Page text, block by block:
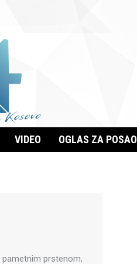
VIDEO OGLAS ZA POSAO
prstenom,